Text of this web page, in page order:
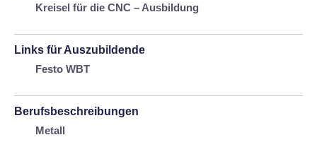
Kreisel für die CNC – Ausbildung
Links für Auszubildende
Festo WBT
Berufsbeschreibungen
Metall